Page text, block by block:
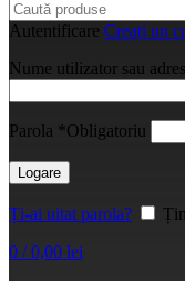
Autentificare Creați un
Nume utilizator sau
Parola *Obligatoriu
Logare
Ți-ai uitat parola?
0 / 0,00 lei